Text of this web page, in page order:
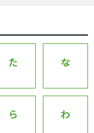
た な
ら わ